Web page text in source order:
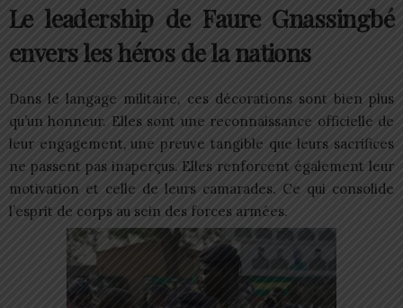
Le leadership de Faure Gnassingbé
envers les héros de la nations
Dans le langage militaire, ces décorations sont bien plus
qu’un honneur. Elles sont une reconnaissance officielle de
leur engagement, une preuve tangible que leurs sacrifices
ne passent pas inaperçus. Elles renforcent également leur
motivation et celle de leurs camarades. Ce qui consolide
l’esprit de corps au sein des forces armées.